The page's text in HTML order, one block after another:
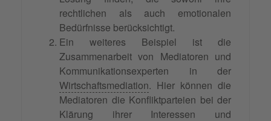
rechtlichen als auch emotionalen
Bedürfnisse berücksichtigt.
Ein weiteres Beispiel ist die
Zusammenarbeit von Mediatoren und
Kommunikationsexperten in der
Wirtschaftsmediation. Hier können die
Mediatoren die Konfliktparteien bei der
Klärung ihrer Interessen und